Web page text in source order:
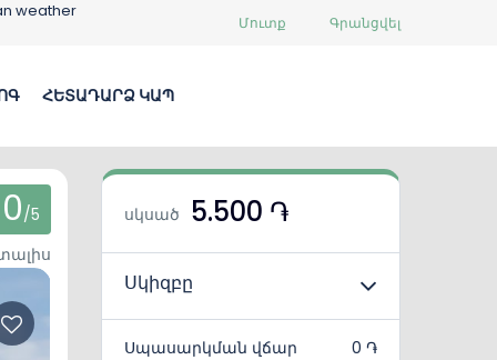
weather
Մուտք Գրանցվել
ՀԵՏԱԴԱՐՁ ԿԱՊ
0/5
սկսած 5.500 ֏
Սկիզբը
Սպասարկման վճար 0 ֏